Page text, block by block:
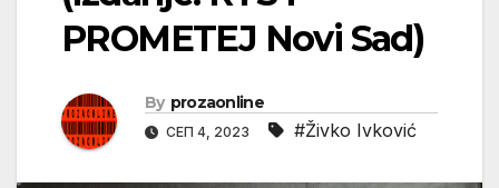
PROMETEJ Novi Sad)
By prozaonline
СЕП 4, 2023 #Živko Ivković